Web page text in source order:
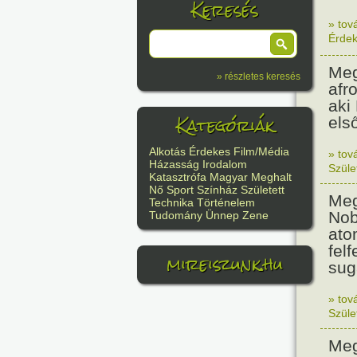
Keresés
» részletes keresés
Kategóriák
Alkotás Érdekes Film/Média
Házasság Irodalom
Katasztrófa Magyar Meghalt
Nő Sport Színház Született
Technika Történelem
Tudomány Ünnep Zene
mireiszunk.hu
»
aki
»
»